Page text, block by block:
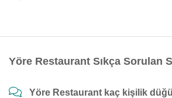
Yöre Restaurant Sıkça Sorulan
Yöre Restaurant kaç kişilik